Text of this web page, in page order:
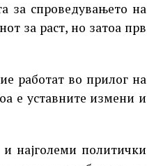
за спроведувањето на
за раст, но затоа прв
работат во прилог на
е уставните измени и
најголеми политички